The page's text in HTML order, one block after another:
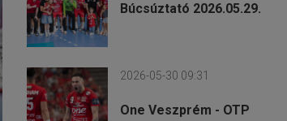
Búcsúztató 2026.05.29.
2026-05-30 09:31
One Veszprém - OTP